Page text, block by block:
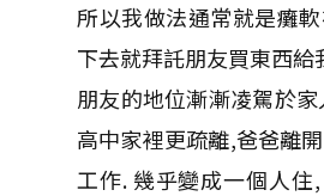
所以我做法通常就是癱
下去就拜託朋友買東西給
朋友的地位漸漸凌駕於
高中家裡更疏離,爸爸離
工作. 幾乎變成一個人住